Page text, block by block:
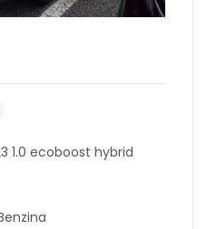
1.0 ecoboost hybrid